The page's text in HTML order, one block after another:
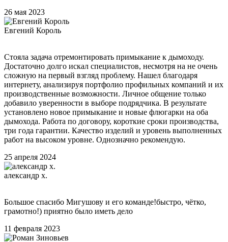
26 мая 2023
Евгений Король
Стояла задача отремонтировать примыкание к дымоходу.
Достаточно долго искал специалистов, несмотря на не очень
сложную на первый взгляд проблему. Нашел благодаря
интернету, анализируя портфолио профильных компаний и их
производственные возможности. Личное общение только
добавило уверенности в выборе подрядчика. В результате
установлено новое примыкание и новые флюгарки на оба
дымохода. Работа по договору, короткие сроки производства,
три года гарантии. Качество изделий и уровень выполненных
работ на высоком уровне. Однозначно рекомендую.
25 апреля 2024
александр х.
Большое спасибо Мигушову и его команде!быстро, чётко,
грамотно!) приятно было иметь дело
11 февраля 2023